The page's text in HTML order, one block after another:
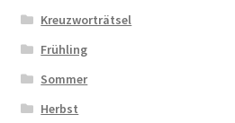
Kreuzworträtsel
Frühling
Sommer
Herbst